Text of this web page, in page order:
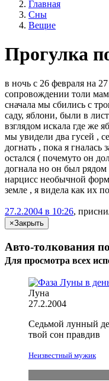
Главная
Сны
Вещие
Прогулка
в ночь с 26 февраля на
сопровождении толи
сначала мы сбились с
саду, яблони, были в
взглядом искала где же
мы увидели два гусей ,
догнать , пока я
остался ( почемуто он
догнала но он был
нарцисс необычной
земле , я видела как их
27.2.2004 в 10:26,
×Закрыть
Авто-толкования
Для просмотра всех
Луна
27.2.2004
Седьмой лунный
твой сон правдив
Неизвестный мужик